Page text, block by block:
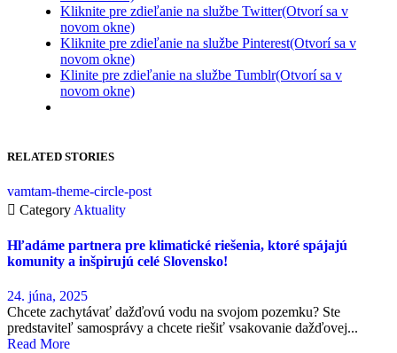
Kliknite pre zdieľanie na službe Twitter(Otvorí sa v
novom okne)
Kliknite pre zdieľanie na službe Pinterest(Otvorí sa v
novom okne)
Klinite pre zdieľanie na službe Tumblr(Otvorí sa v
novom okne)
RELATED STORIES
vamtam-theme-circle-post
 Category Aktuality
Hľadáme partnera pre klimatické riešenia, ktoré spájajú
komunity a inšpirujú celé Slovensko!
24. júna, 2025
Chcete zachytávať dažďovú vodu na svojom pozemku? Ste
predstaviteľ samosprávy a chcete riešiť vsakovanie dažďovej...
Read More